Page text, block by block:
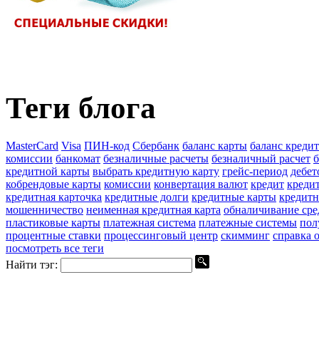
Теги блога
MasterCard Visa ПИН-код Сбербанк баланс карты баланс
комиссии банкомат безналичные расчеты безналичный расчет
кредитной карты выбрать кредитную карту грейс-период
кобрендовые карты комиссии конвертация валют кредит
кредитная карточка кредитные долги кредитные карты
мошенничество неименная кредитная карта обналичивание
пластиковые карты платежная система платежные системы
процентные ставки процессинговый центр скимминг справка
посмотреть все теги
Найти тэг: